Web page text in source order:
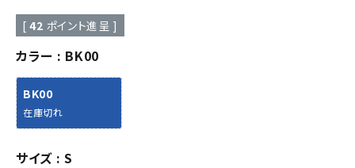
[ 42 ポイント進呈 ]
カラー BK00
BK00
在庫切れ
サイズ S